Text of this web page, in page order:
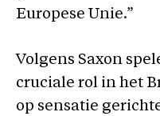
Europese Unie.”
Volgens Saxon
cruciale rol in het
op sensatie